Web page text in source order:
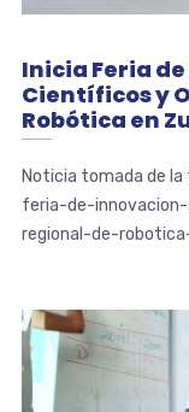
Inicia Feria
Científicos y
Robótica en
Noticia tomada de
feria-de-
regional-de-